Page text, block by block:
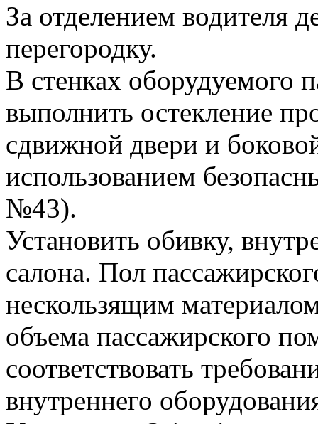
За отделением водителя
перегородку.
В стенках оборудуемого
выполнить остекление
сдвижной двери и
использованием
№43).
Установить обивку,
салона. Пол
нескользящим
объема пассажирского
соответствовать
внутреннего